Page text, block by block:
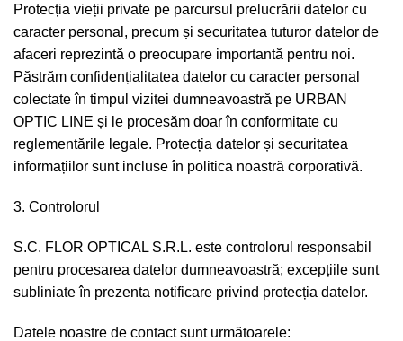
Protecția vieții private pe parcursul prelucrării datelor cu
caracter personal, precum și securitatea tuturor datelor de
afaceri reprezintă o preocupare importantă pentru noi.
Păstrăm confidențialitatea datelor cu caracter personal
colectate în timpul vizitei dumneavoastră pe URBAN
OPTIC LINE și le procesăm doar în conformitate cu
reglementările legale. Protecția datelor și securitatea
informațiilor sunt incluse în politica noastră corporativă.
3. Controlorul
S.C. FLOR OPTICAL S.R.L. este controlorul responsabil
pentru procesarea datelor dumneavoastră; excepțiile sunt
subliniate în prezenta notificare privind protecția datelor.
Datele noastre de contact sunt următoarele: